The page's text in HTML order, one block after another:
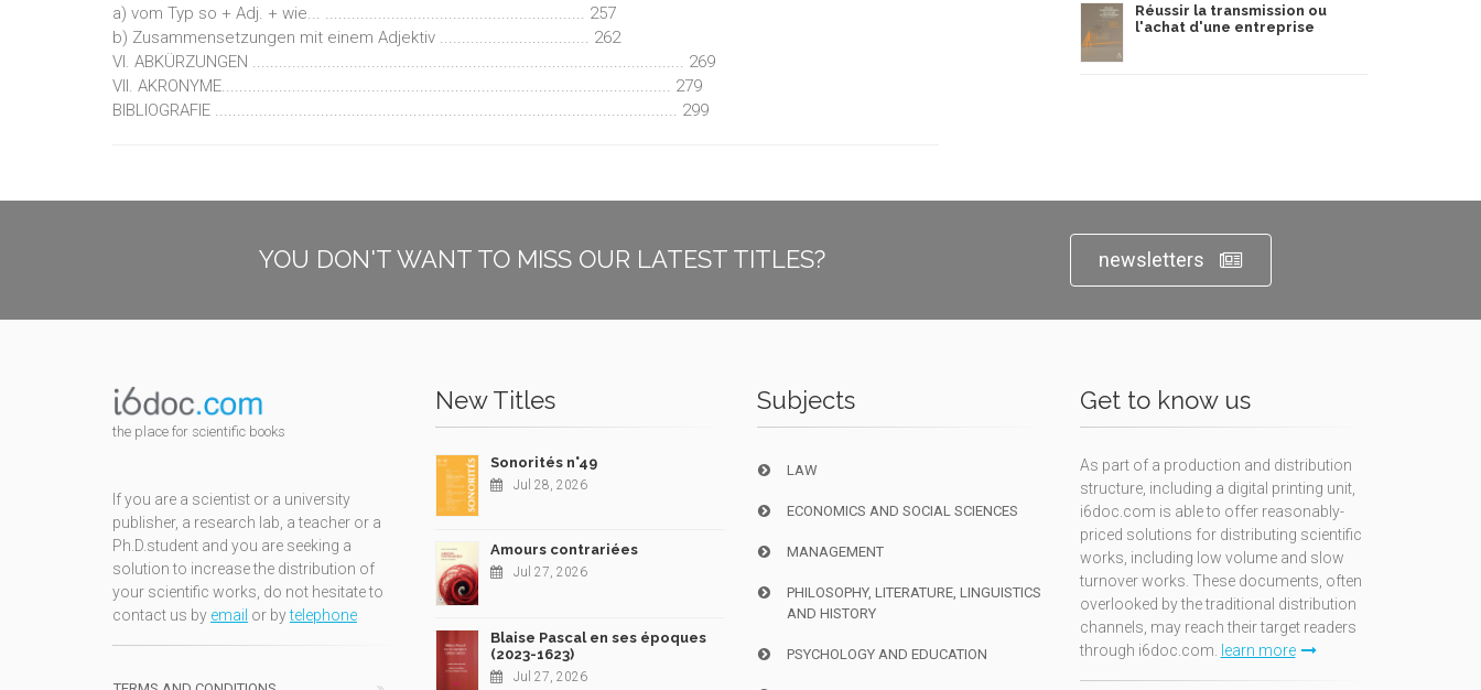
a) vom Typ so + Adj. + wie... ........................................................... 257
b) Zusammensetzungen mit einem Adjektiv .................................. 262
VI. ABKÜRZUNGEN .................................................................................................. 269
VII. AKRONYME...................................................................................................... 279
BIBLIOGRAFIE ......................................................................................................... 299
Réussir la transmission ou
l'achat d'une entreprise
YOU DON'T WANT TO MISS OUR LATEST TITLES? newsletters
the place for scientific books
If you are a scientist or a university
publisher, a research lab, a teacher or a
Ph.D.student and you are seeking a
solution to increase the distribution of
your scientific works, do not hesitate to
contact us by email or bytelephone
New Titles
Sonorités n°49
Jul 28, 2026
Amours contrariées
Jul 27, 2026
Blaise Pascal en ses époques
(2023-1623)
Jul 27, 2026
Subjects
LAW
ECONOMICS AND SOCIAL SCIENCES
MANAGEMENT
PHILOSOPHY, LITERATURE, LINGUISTICS
AND HISTORY
PSYCHOLOGY AND EDUCATION
Get to know us
As part of a production and distribution
structure, including a digital printing unit,
i6doc.com is able to offer reasonably-
priced solutions for distributing scientific
works, including low volume and slow
turnover works. These documents, often
overlooked by the traditional distribution
channels, may reach their target readers
through i6doc.com. learn more